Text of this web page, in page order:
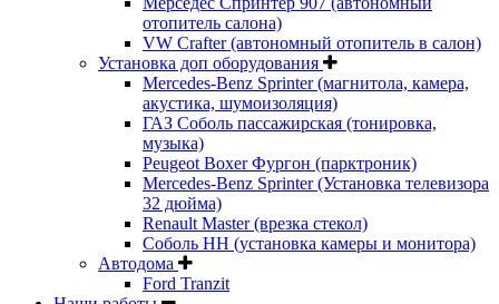
отопитель салона)
VW Crafter (автономный отопитель в салон)
Установка доп оборудования
Mercedes-Benz Sprinter (магнитола, камера,
акустика, шумоизоляция)
ГАЗ Соболь пассажирская (тонировка,
музыка)
Peugeot Boxer Фургон (парктроник)
Mercedes-Benz Sprinter (Установка телевизора
32 дюйма)
Renault Master (врезка стекол)
Соболь НН (установка камеры и монитора)
Автодома
Ford Tranzit